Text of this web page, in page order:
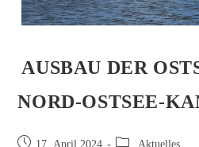
AUSBAU DER
NORD-OSTSEE-
17. April 2024 Aktuelles